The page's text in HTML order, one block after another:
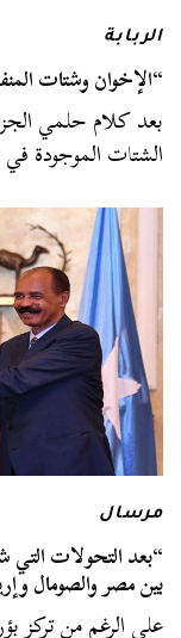
الربابة
“الإخوان وشتات
الشتات الموجودة
مرسال
“بعد التحولات التي
بين مصر والصومال
على الرغم من تركز